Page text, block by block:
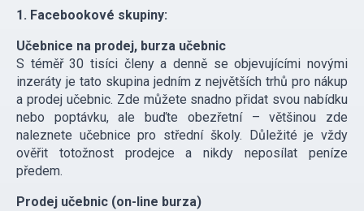
1. Facebookové skupiny:
Učebnice na prodej, burza učebnic
S téměř 30 tisíci členy a denně se objevujícími novými
inzeráty je tato skupina jedním z největších trhů pro nákup
a prodej učebnic. Zde můžete snadno přidat svou nabídku
nebo poptávku, ale buďte obezřetní – většinou zde
naleznete učebnice pro střední školy. Důležité je vždy
ověřit totožnost prodejce a nikdy neposílat peníze
předem.
Prodej učebnic (on-line burza)